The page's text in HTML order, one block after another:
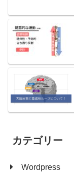
カテゴリー
Wordpress